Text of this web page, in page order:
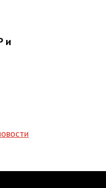
и